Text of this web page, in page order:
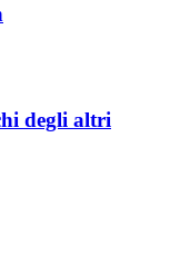
degli altri